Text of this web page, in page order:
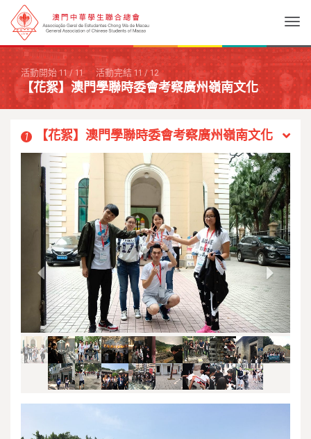
活動開始 11/11 活動完結 11/12
【花絮】澳門學聯時委會考察廣州嶺南文化
1 【花絮】澳門學聯時委會考察廣州嶺南文化
Previous Next